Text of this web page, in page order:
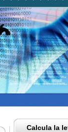
Calcula la